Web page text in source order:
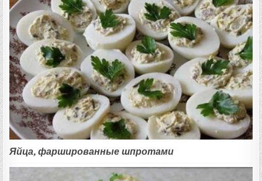
Яйца, фаршированные шпротами